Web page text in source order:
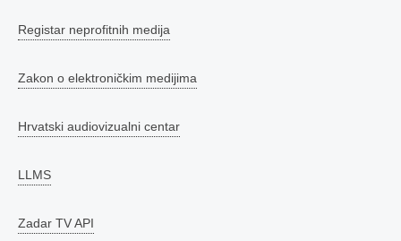
Registar neprofitnih medija
Zakon o elektroničkim medijima
Hrvatski audiovizualni centar
LLMS
Zadar TV API